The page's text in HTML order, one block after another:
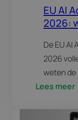
EU AI
2026:
De EU
2026
weten de
wat dat
Lees meer